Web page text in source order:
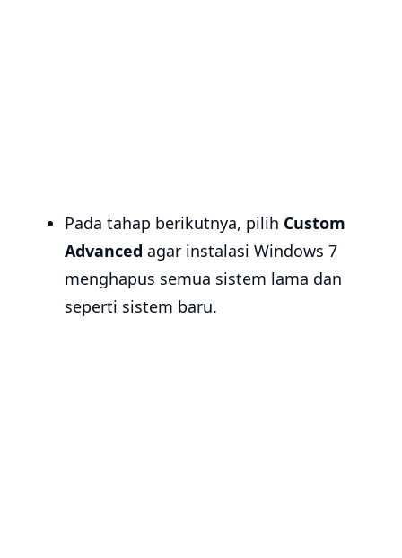
Pada tahap berikutnya, pilih Custom
Advanced agar instalasi Windows 7
menghapus semua sistem lama dan
seperti sistem baru.